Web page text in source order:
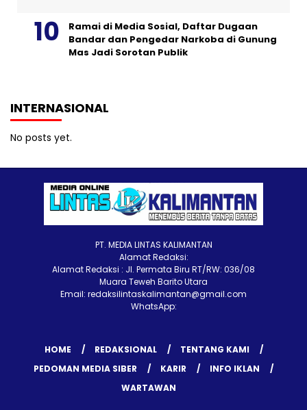
Ramai di Media Sosial, Daftar Dugaan
Bandar dan Pengedar Narkoba di Gunung
Mas Jadi Sorotan Publik
INTERNASIONAL
No posts yet.
PT. MEDIA LINTAS KALIMANTAN
Alamat Redaksi:
Alamat Redaksi : Jl. Permata Biru RT/RW: 036/08
Muara Teweh Barito Utara
Email: redaksilintaskalimantan@gmail.com
WhatsApp:
HOME REDAKSIONAL
TENTANG KAMI
PEDOMAN MEDIA SIBER
KARIR
INFO IKLAN
WARTAWAN